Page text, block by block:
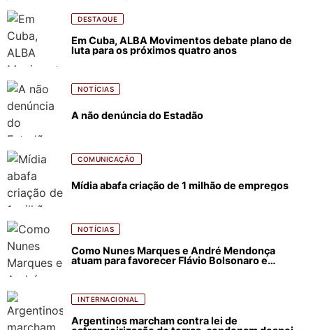
DESTAQUE
Em Cuba, ALBA Movimentos debate plano de
luta para os próximos quatro anos
NOTÍCIAS
A não denúncia do Estadão
COMUNICAÇÃO
Mídia abafa criação de 1 milhão de empregos
NOTÍCIAS
Como Nunes Marques e André Mendonça
atuam para favorecer Flávio Bolsonaro e
INTERNACIONAL
Argentinos marcham contra lei de